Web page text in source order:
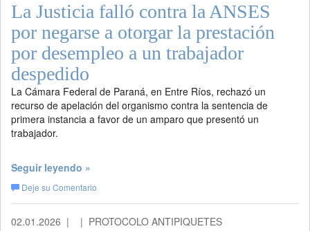
La Justicia falló contra la ANSES
por negarse a otorgar la prestación
por desempleo a un trabajador
despedido
La Cámara Federal de Paraná, en Entre Ríos, rechazó un
recurso de apelación del organismo contra la sentencia de
primera instancia a favor de un amparo que presentó un
trabajador.
Seguir leyendo »
Deje su Comentario
02.01.2026 | | PROTOCOLO ANTIPIQUETES